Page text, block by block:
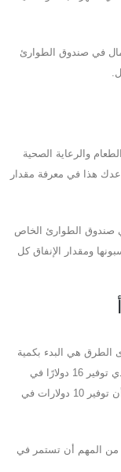
في صندوق الطوارئ
والرعاية الصحية
هذا في معرفة مقدار
صندوق الطوارئ الخاص
ومقدار الإنفاق كل
الطرق هي البدء بكمية
صغيرة يمكنك التعامل معها. على سبيل المثال ، سيؤدي توفير 16 دولارًا في
الأسبوع إلى توفير 100 دولار في 6 أسابيع ، في حين أن توفير 10 دولارات في
من المهم أن تستمر في